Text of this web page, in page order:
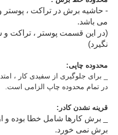
می باشد.
(در این قسمت پوستر ، تراکت و
نگیرد)
محدوده چاپی:
_ برای جلوگیری از سفیدی کار ،
در تمام محدوده چاپ الزامی است.
قرینه نشدن کادر:
_ برش کارها شامل خطا بوده و
برش نمی خورد.